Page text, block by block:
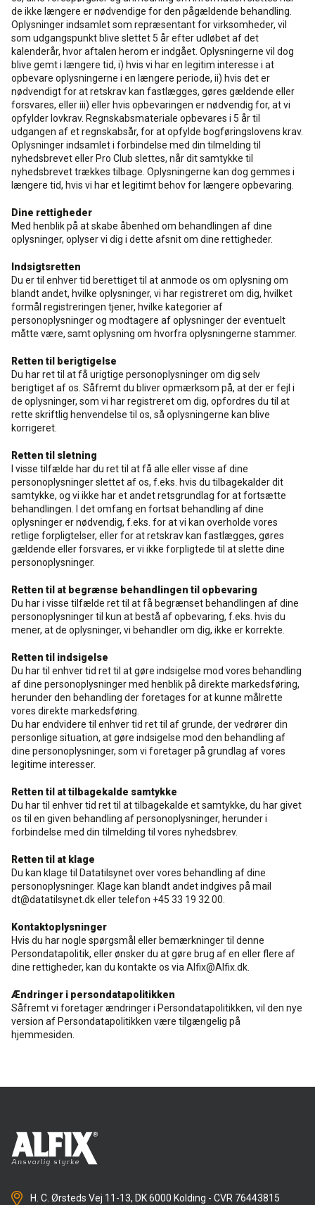
de ikke længere er nødvendige for den pågældende behandling.
Oplysninger indsamlet som repræsentant for virksomheder, vil
som udgangspunkt blive slettet 5 år efter udløbet af det
kalenderår, hvor aftalen herom er indgået. Oplysningerne vil dog
blive gemt i længere tid, i) hvis vi har en legitim interesse i at
opbevare oplysningerne i en længere periode, ii) hvis det er
nødvendigt for at retskrav kan fastlægges, gøres gældende eller
forsvares, eller iii) eller hvis opbevaringen er nødvendig for, at vi
opfylder lovkrav. Regnskabsmateriale opbevares i 5 år til
udgangen af et regnskabsår, for at opfylde bogføringslovens krav.
Oplysninger indsamlet i forbindelse med din tilmelding til
nyhedsbrevet eller Pro Club slettes, når dit samtykke til
nyhedsbrevet trækkes tilbage. Oplysningerne kan dog gemmes i
længere tid, hvis vi har et legitimt behov for længere opbevaring.
Dine rettigheder
Med henblik på at skabe åbenhed om behandlingen af dine
oplysninger, oplyser vi dig i dette afsnit om dine rettigheder.
Indsigtsretten
Du er til enhver tid berettiget til at anmode os om oplysning om
blandt andet, hvilke oplysninger, vi har registreret om dig, hvilket
formål registreringen tjener, hvilke kategorier af
personoplysninger og modtagere af oplysninger der eventuelt
måtte være, samt oplysning om hvorfra oplysningerne stammer.
Retten til berigtigelse
Du har ret til at få urigtige personoplysninger om dig selv
berigtiget af os. Såfremt du bliver opmærksom på, at der er fejl i
de oplysninger, som vi har registreret om dig, opfordres du til at
rette skriftlig henvendelse til os, så oplysningerne kan blive
korrigeret.
Retten til sletning
I visse tilfælde har du ret til at få alle eller visse af dine
personoplysninger slettet af os, f.eks. hvis du tilbagekalder dit
samtykke, og vi ikke har et andet retsgrundlag for at fortsætte
behandlingen. I det omfang en fortsat behandling af dine
oplysninger er nødvendig, f.eks. for at vi kan overholde vores
retlige forpligtelser, eller for at retskrav kan fastlægges, gøres
gældende eller forsvares, er vi ikke forpligtede til at slette dine
personoplysninger.
Retten til at begrænse behandlingen til opbevaring
Du har i visse tilfælde ret til at få begrænset behandlingen af dine
personoplysninger til kun at bestå af opbevaring, f.eks. hvis du
mener, at de oplysninger, vi behandler om dig, ikke er korrekte.
Retten til indsigelse
Du har til enhver tid ret til at gøre indsigelse mod vores behandling
af dine personoplysninger med henblik på direkte markedsføring,
herunder den behandling der foretages for at kunne målrette
vores direkte markedsføring.
Du har endvidere til enhver tid ret til af grunde, der vedrører din
personlige situation, at gøre indsigelse mod den behandling af
dine personoplysninger, som vi foretager på grundlag af vores
legitime interesser.
Retten til at tilbagekalde samtykke
Du har til enhver tid ret til at tilbagekalde et samtykke, du har givet
os til en given behandling af personoplysninger, herunder i
forbindelse med din tilmelding til vores nyhedsbrev.
Retten til at klage
Du kan klage til Datatilsynet over vores behandling af dine
personoplysninger. Klage kan blandt andet indgives på mail
dt@datatilsynet.dk eller telefon +45 33 19 32 00.
Kontaktoplysninger
Hvis du har nogle spørgsmål eller bemærkninger til denne
Persondatapolitik, eller ønsker du at gøre brug af en eller flere af
dine rettigheder, kan du kontakte os via Alfix@Alfix.dk.
Ændringer i persondatapolitikken
Såfremt vi foretager ændringer i Persondatapolitikken, vil den nye
version af Persondatapolitikken være tilgængelig på
hjemmesiden.
H. C. Ørsteds Vej 11-13, DK 6000 Kolding - CVR 76443815